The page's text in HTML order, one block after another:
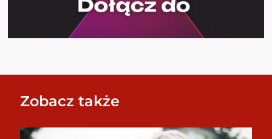
Zobacz także